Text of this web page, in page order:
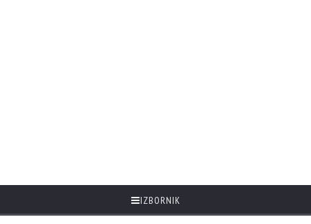
IZBORNIK